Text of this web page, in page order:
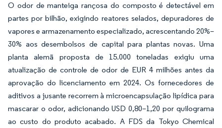
O odor de manteiga rançosa do composto é detectável em
partes por bilhão, exigindo reatores selados, depuradores de
vapores e armazenamento especializado, acrescentando 20%–
30% aos desembolsos de capital para plantas novas. Uma
planta alemã proposta de 15.000 toneladas exigiu uma
atualização de controle de odor de EUR 4 milhões antes da
aprovação do licenciamento em 2024. Os fornecedores de
aditivos a jusante recorrem à microencapsulação lipídica para
mascarar o odor, adicionando USD 0,80–1,20 por quilograma
ao custo do produto acabado. A FDS da Tokyo Chemical